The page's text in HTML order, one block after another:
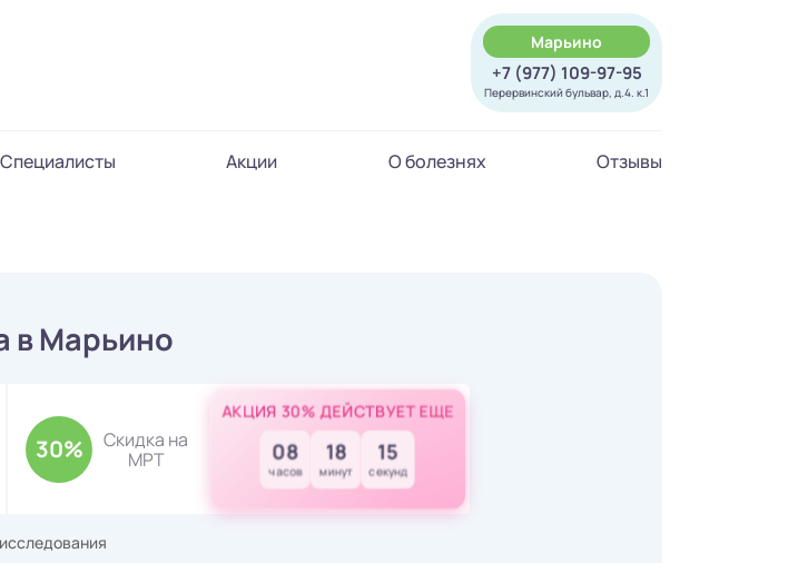
Марьино
+7 (977) 109-97-95
Перервинский бульвар, д.4. к.1
Специалисты Акции О болезнях Отзывы
в Марьино
30%
Скидка на
МРТ
АКЦИЯ 30% ДЕЙСТВУЕТ ЕЩЕ
08
часов
18
минут
13
секунд